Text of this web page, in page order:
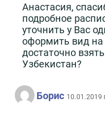
Анастасия,
подробное
уточнить у Вас
оформить вид на
достаточно
Узбекистан?
Борис 10.01.2019